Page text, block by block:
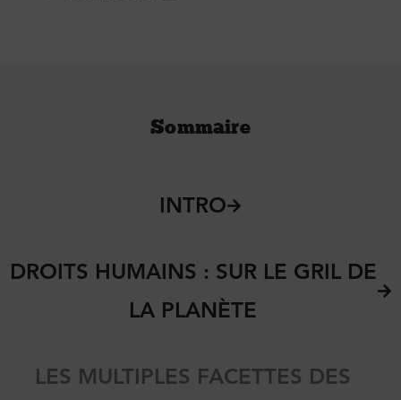
Sommaire
INTRO
DROITS HUMAINS : SUR LE GRIL DE
LA PLANÈTE
LES MULTIPLES FACETTES DES